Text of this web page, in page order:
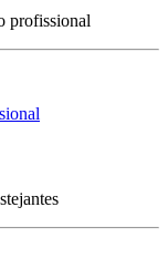
profissional